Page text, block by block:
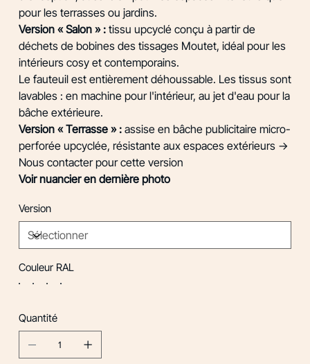
pour les terrasses ou jardins.
Version « Salon » :tissu upcyclé conçu à partir de
déchets de bobines des tissages Moutet, idéal pour les
intérieurs cosy et contemporains.
Le fauteuil est entièrement déhoussable. Les tissus sont
lavables : en machine pour l'intérieur, au jet d'eau pour la
bâche extérieure.
Version « Terrasse » :assise en bâche publicitaire micro-
perforée upcyclée, résistante aux espaces extérieurs ->
Nous contacter pour cette version
Voir nuancier en dernière photo
Version
Couleur RAL
Quantité